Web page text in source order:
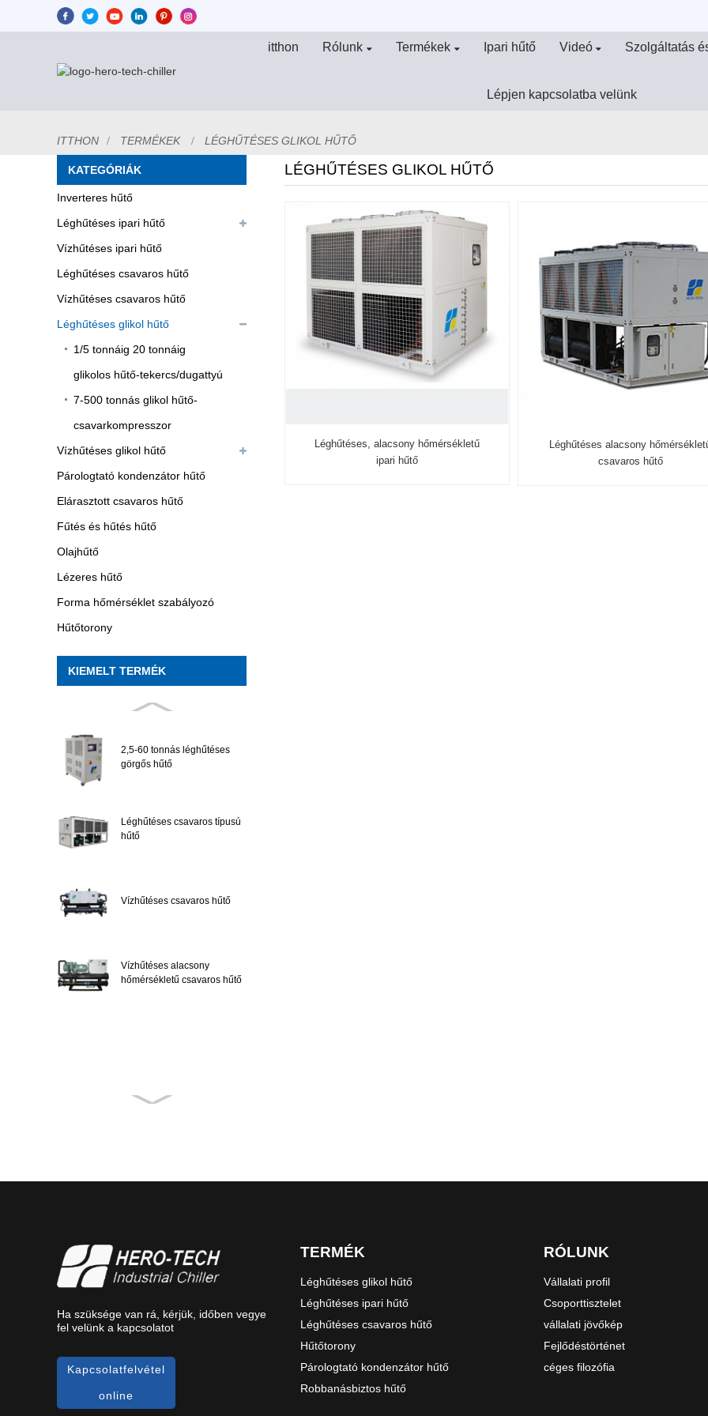
itthon Rólunk Termékek Ipari hűtő Videó Szolgáltatás
Lépjen kapcsolatba velünk
ITTHON TERMÉKEK LÉGHŰTÉSES GLIKOL HŰTŐ
KATEGÓRIÁK
Inverteres hűtő
Léghűtéses ipari hűtő
Vízhűtéses ipari hűtő
Léghűtéses csavaros hűtő
Vízhűtéses csavaros hűtő
Léghűtéses glikol hűtő
1/5 tonnáig 20 tonnáig
glikolos hűtő-tekercs/dugattyú
7-500 tonnás glikol hűtő-
csavarkompresszor
Vízhűtéses glikol hűtő
Párologtató kondenzátor hűtő
Elárasztott csavaros hűtő
Fűtés és hűtés hűtő
Olajhűtő
Lézeres hűtő
Forma hőmérséklet szabályozó
Hűtőtorony
KIEMELT TERMÉK
2,5-60 tonnás léghűtéses
görgős hűtő
Léghűtéses csavaros típusú
hűtő
Vízhűtéses csavaros hűtő
Vízhűtéses alacsony
hőmérsékletű csavaros hűtő
LÉGHŰTÉSES GLIKOL HŰTŐ
Léghűtéses, alacsony hőmérsékletű
ipari hűtő
Léghűtéses alacsony
csavaros hűtő
Ha szüksége van rá, kérjük, időben vegye
fel velünk a kapcsolatot
Kapcsolatfelvétel
online
TERMÉK
Léghűtéses glikol hűtő
Léghűtéses ipari hűtő
Léghűtéses csavaros hűtő
Hűtőtorony
Párologtató kondenzátor hűtő
Robbanásbiztos hűtő
RÓLUNK
Vállalati profil
Csoporttisztelet
vállalati jövőkép
Fejlődéstörténet
céges filozófia